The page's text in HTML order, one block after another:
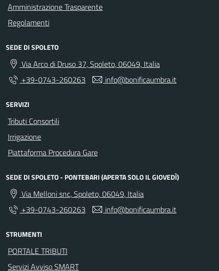
Amministrazione Trasparente
Regolamenti
SEDE DI SPOLETO
Via Arco di Druso 37, Spoleto, 06049, Italia
+39-0743-260263
info@bonificaumbra.it
SERVIZI
Tributi Consortili
Irrigazione
Piattaforma Procedura Gare
SEDE DI SPOLETO - PONTEBARI (APERTA SOLO IL GIOVEDÌ)
Via Melloni snc, Spoleto, 06049, Italia
+39-0743-260263
info@bonificaumbra.it
STRUMENTI
PORTALE TRIBUTI
Servizi Avviso SMART